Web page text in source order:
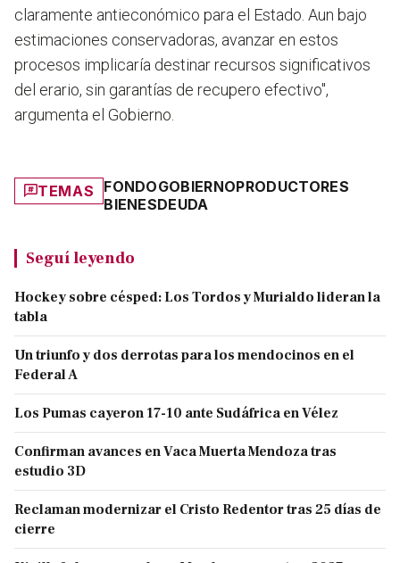
claramente antieconómico para el Estado. Aun bajo
estimaciones conservadoras, avanzar en estos
procesos implicaría destinar recursos significativos
del erario, sin garantías de recupero efectivo",
argumenta el Gobierno.
TEMAS FONDOGOBIERNOPRODUCTORES
BIENESDEUDA
Seguí leyendo
Hockey sobre césped: Los Tordos y Murialdo lideran la
tabla
Un triunfo y dos derrotas para los mendocinos en el
Federal A
Los Pumas cayeron 17-10 ante Sudáfrica en Vélez
Confirman avances en Vaca Muerta Mendoza tras
estudio 3D
Reclaman modernizar el Cristo Redentor tras 25 días de
cierre